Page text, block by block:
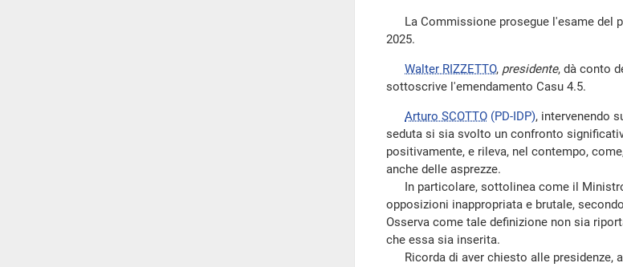
La Commissione prosegue l'esame del
2025.
Walter RIZZETTO, presidente, dà conto
sottoscrive l'emendamento Casu 4.5.
Arturo SCOTTO (PD-IDP), intervenendo
seduta si sia svolto un confronto
positivamente, e rileva, nel contempo,
anche delle asprezze.
In particolare, sottolinea come il
opposizioni inappropriata e brutale,
Osserva come tale definizione non sia
che essa sia inserita.
Ricorda di aver chiesto alle presidenze,